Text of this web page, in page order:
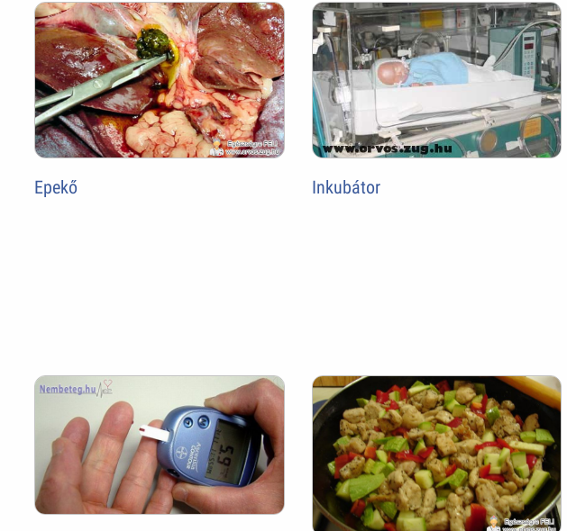
Epekő Inkubátor